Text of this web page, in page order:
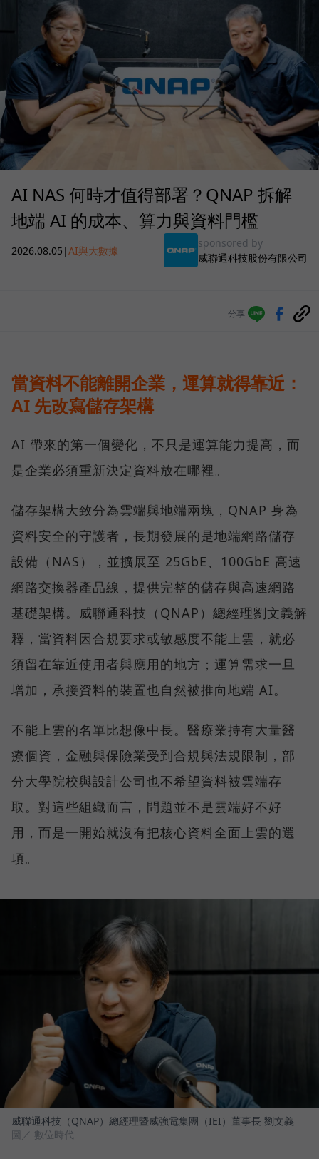
AI NAS 何時才值得部署？QNAP 拆解
地端 AI 的成本、算力與資料門檻
2026.08.05 |AI與大數據
sponsored by
威聯通科技股份有限公司
分享
當資料不能離開企業，運算就得靠近：
AI 先改寫儲存架構
AI 帶來的第一個變化，不只是運算能力提高，而
是企業必須重新決定資料放在哪裡。
儲存架構大致分為雲端與地端兩塊，QNAP 身為
資料安全的守護者，長期發展的是地端網路儲存
設備（NAS），並擴展至 25GbE、100GbE 高速
網路交換器產品線，提供完整的儲存與高速網路
基礎架構。威聯通科技（QNAP）總經理劉文義解
釋，當資料因合規要求或敏感度不能上雲，就必
須留在靠近使用者與應用的地方；運算需求一旦
增加，承接資料的裝置也自然被推向地端 AI。
不能上雲的名單比想像中長。醫療業持有大量醫
療個資，金融與保險業受到合規與法規限制，部
分大學院校與設計公司也不希望資料被雲端存
取。對這些組織而言，問題並不是雲端好不好
用，而是一開始就沒有把核心資料全面上雲的選
項。
威聯通科技（QNAP）總經理暨威強電集團（IEI）董事長 劉文義
圖／ 數位時代